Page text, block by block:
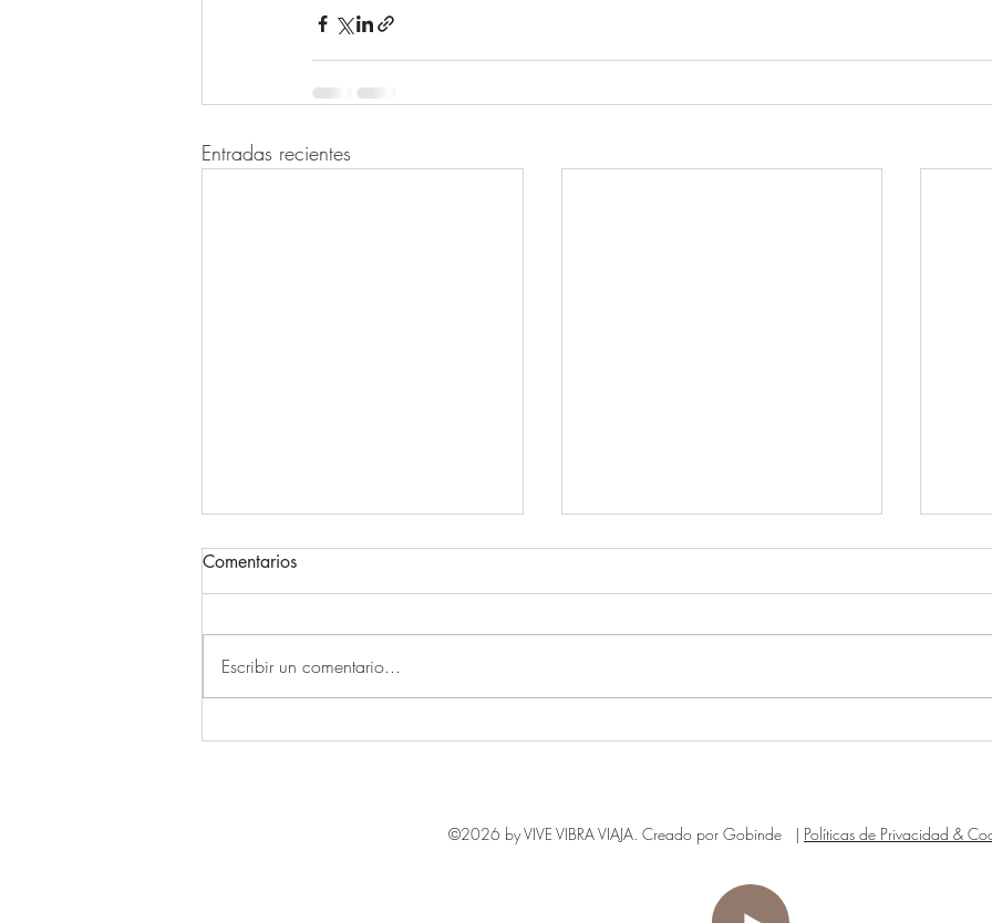
Entradas recientes
LAS TRES CRITICAS
ERES PARTE DEL PROBLEMA
Comentarios
Escribir un comentario...
©2026 by VIVE VIBRA VIAJA. Creado por Gobinde | Políticas de Privacidad &